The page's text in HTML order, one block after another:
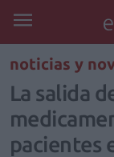
noticias y
La salida
pacientes